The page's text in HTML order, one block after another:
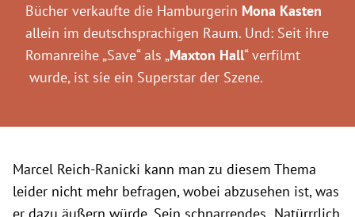
Bücher verkaufte die Hamburgerin Mona Kasten
allein im deutschsprachigen Raum. Und: Seit ihre
Romanreihe „Save“ als „Maxton Hall“ verfilmt
wurde, ist sie ein Superstar der Szene.
Marcel Reich-Ranicki kann man zu diesem Thema
leider nicht mehr befragen, wobei abzusehen ist, was
er dazu äußern würde. Sein schnarrendes „Natürrrlich